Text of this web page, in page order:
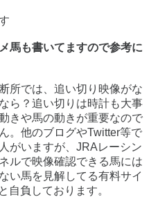
馬も書いてますので参考に
所では、追い切り映像がな
ら？追い切りは時計も大事
きや馬の動きが重要なので
。他のブログやTwitter等で
がいますが、JRAレーシン
ルで映像確認できる馬には
い馬を見解してる有料サイ
自負しております。